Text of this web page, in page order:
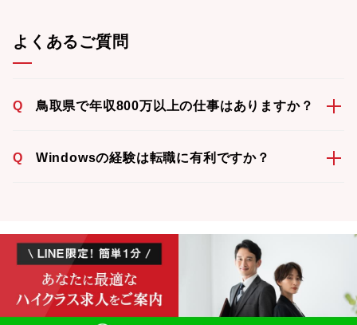
よくあるご質問
Q 鳥取県で年収800万以上の仕事はありますか？
Q Windowsの経験は転職に有利ですか？